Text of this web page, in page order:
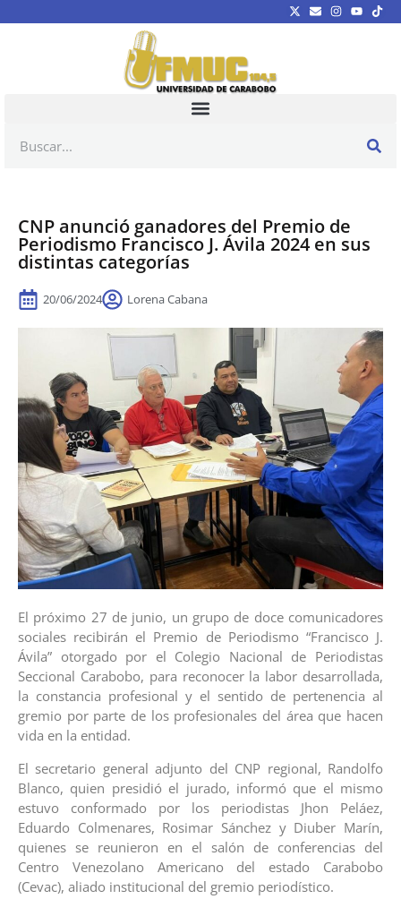
CNP anunció ganadores del Premio de
Periodismo Francisco J. Ávila 2024 en sus
distintas categorías
20/06/2024 Lorena Cabana
El próximo 27 de junio, un grupo de doce comunicadores
sociales recibirán el Premio de Periodismo “Francisco J.
Ávila” otorgado por el Colegio Nacional de Periodistas
Seccional Carabobo, para reconocer la labor desarrollada,
la constancia profesional y el sentido de pertenencia al
gremio por parte de los profesionales del área que hacen
vida en la entidad.
El secretario general adjunto del CNP regional, Randolfo
Blanco, quien presidió el jurado, informó que el mismo
estuvo conformado por los periodistas Jhon Peláez,
Eduardo Colmenares, Rosimar Sánchez y Diuber Marín,
quienes se reunieron en el salón de conferencias del
Centro Venezolano Americano del estado Carabobo
(Cevac), aliado institucional del gremio periodístico.